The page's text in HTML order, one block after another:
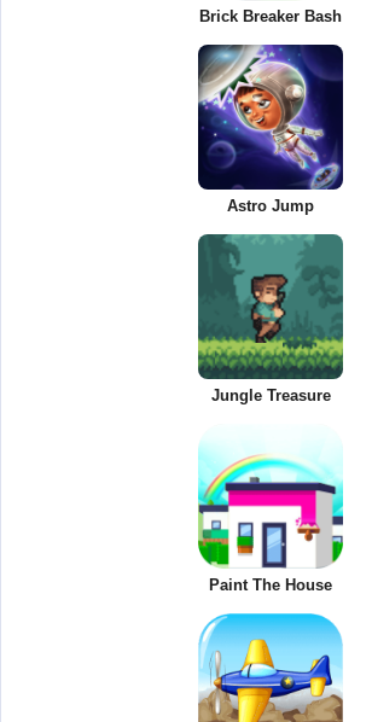
Brick Breaker Bash
Astro Jump
Jungle Treasure
Paint The House